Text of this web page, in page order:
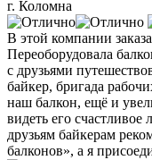
г. Коломна
В этой компании
Переоборудовала
с друзьями
байкер, бригада
наш балкон, ещё и
видеть его
друзьям байкерам
балконов», а я